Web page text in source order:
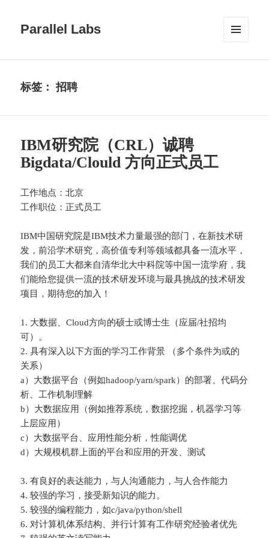
Parallel Labs
标签：招聘
IBM研究院（CRL）诚聘
Bigdata/Clould 方向正式员工
工作地点：北京
工作职位：正式员工
IBM中国研究院是IBM技术力量最强的部门，在新技术研
发，前沿学术研究，高价值专利等领域都具备一流水平，
我们的员工大都来自清华北大中科院等中国一流学府，我
们能给您提供一流的技术研发环境与最具挑战的技术研发
项目，期待您的加入！
1. 大数据、Cloud方向的硕士或博士生（应届/社招均
可）。
2. 具有深入以下方面的学习工作背景 （多个条件为或的
关系）
a）大数据平台（例如hadoop/yarn/spark）的部署、代码分
析、工作机制理解
b）大数据应用（例如推荐系统，数据挖掘，机器学习等
上层应用）
c）大数据平台、应用性能分析，性能调优
d）大规模机群上面的平台和应用的开发、测试
3. 有良好的表达能力，与人沟通能力，与人合作能力
4. 较强的学习，接受新知识的能力。
5. 较强的编程能力，如c/java/python/shell
6. 对计算机体系结构、并行计算有工作研究经验者优先